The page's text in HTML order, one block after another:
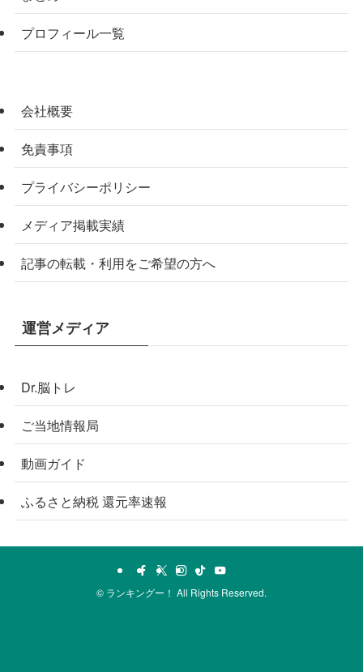
プロフィール一覧
会社概要
免責事項
プライバシーポリシー
メディア掲載実績
記事の転載・利用をご希望の方へ
運営メディア
Dr.脳トレ
ご当地情報局
動画ガイド
ふるさと納税 還元率速報
© ランキングー！ All Rights Reserved.